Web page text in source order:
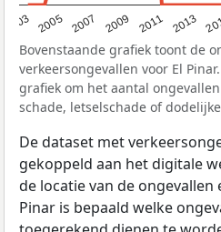
2003 2005 2007 2009 2011 2013
Bovenstaande grafiek toont de
verkeersongevallen voor El
grafiek om het aantal
schade, letselschade of
De dataset met
gekoppeld aan het digitale
de locatie van de ongevallen
Pinar is bepaald welke